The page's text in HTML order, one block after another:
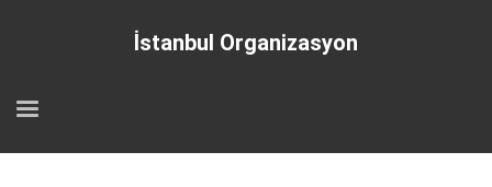
İstanbul Organizasyon